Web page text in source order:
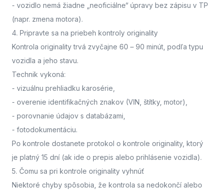
- vozidlo nemá žiadne „neoficiálne“ úpravy bez zápisu v TP
(napr. zmena motora).
4. Pripravte sa na priebeh kontroly originality
Kontrola originality trvá zvyčajne 60 – 90 minút , podľa typu
vozidla a jeho stavu.
Technik vykoná:
- vizuálnu prehliadku karosérie,
- overenie identifikačných znakov (VIN, štítky, motor),
- porovnanie údajov s databázami,
- fotodokumentáciu.
Po kontrole dostanete protokol o kontrole originality, ktorý
je platný 15 dní (ak ide o prepis alebo prihlásenie vozidla).
5. Čomu sa pri kontrole originality vyhnúť
Niektoré chyby spôsobia, že kontrola sa nedokončí alebo